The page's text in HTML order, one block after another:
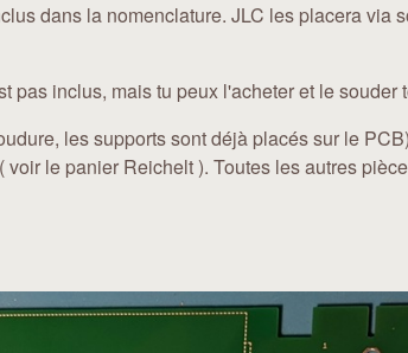
dans la nomenclature. JLC les placera via
pas inclus, mais tu peux l'acheter et le souder
les supports sont déjà placés sur le
le panier Reichelt ). Toutes les autres